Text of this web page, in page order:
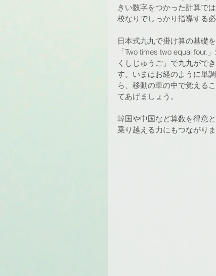
きい数字をつかった計算で
校なりでしっかり指導する必
日本式九九で掛け算の基礎
「Two times two equal
くしじゅうご」で九九がで
す。いまはお経のように単
ら、移動の車の中で覚える
てあげましょう。
韓国や中国など算数を得意
乗り越える力にもつながり